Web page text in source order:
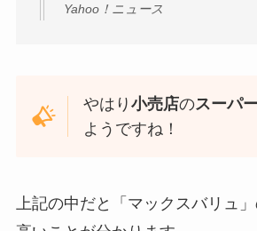
Yahoo！ニュース
やはり小売店のスーパー
ようですね！
上記の中だと「マックスバリュ